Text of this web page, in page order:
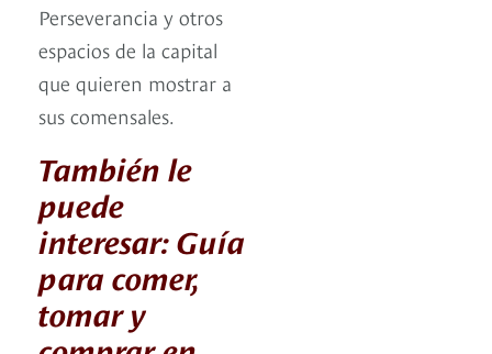
Perseverancia y otros
espacios de la capital
que quieren mostrar a
sus comensales.
También le
puede
interesar: Guía
para comer,
tomar y